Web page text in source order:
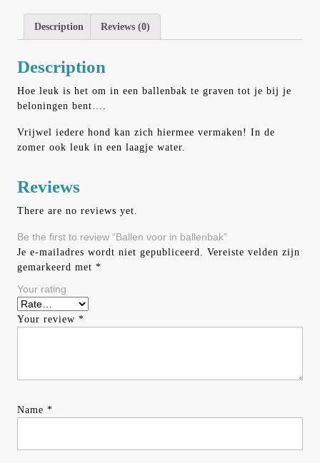
Description Reviews (0)
Description
Hoe leuk is het om in een ballenbak te graven tot je bij je
beloningen bent….
Vrijwel iedere hond kan zich hiermee vermaken! In de
zomer ook leuk in een laagje water.
Reviews
There are no reviews yet.
Be the first to review “Ballen voor in ballenbak”
Je e-mailadres wordt niet gepubliceerd.
Vereiste velden zijn
gemarkeerd met *
Your rating
Your review *
Name *